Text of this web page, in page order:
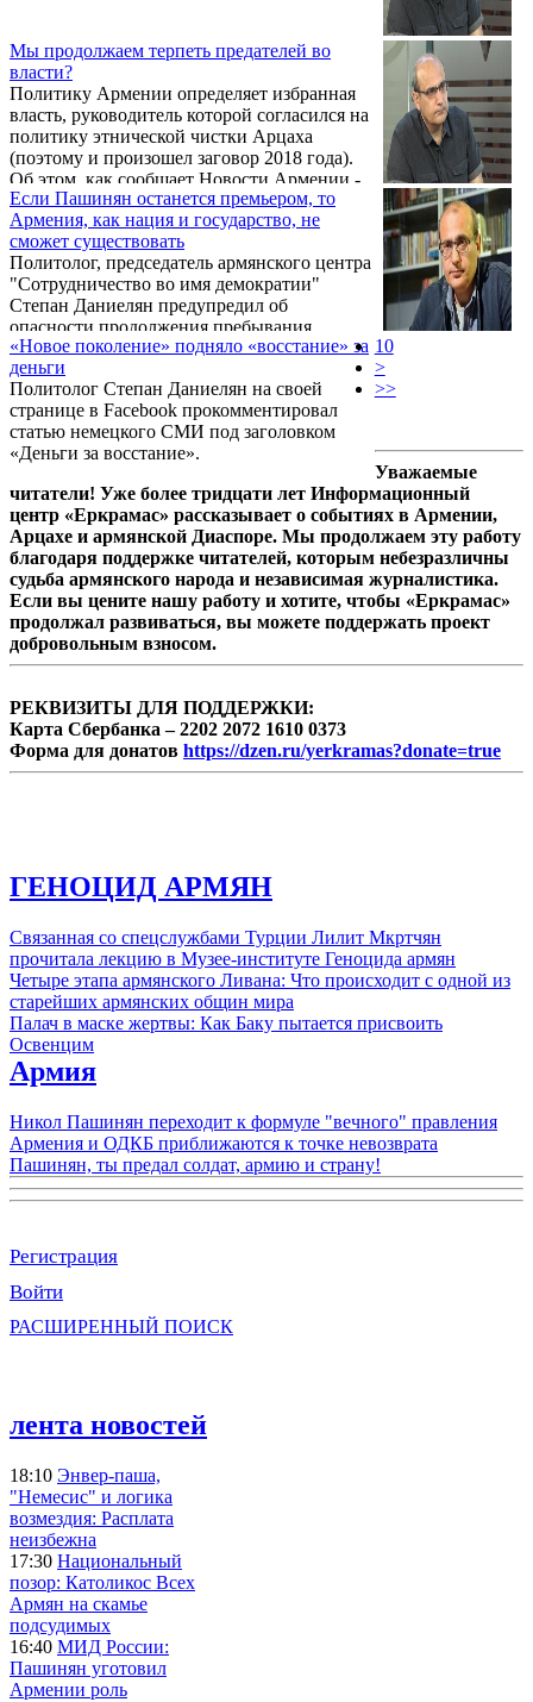
Мы продолжаем терпеть предателей во
власти?
Политику Армении определяет избранная
власть, руководитель которой согласился на
политику этнической чистки Арцаха
(поэтому и произошел заговор 2018 года).
Об этом, как сообщает Новости Армении -
NEWS.am, в соцсетях написал политолог
Степан Даниелян.
Если Пашинян останется премьером, то
Армения, как нация и государство, не
сможет существовать
Политолог, председатель армянского центра
"Сотрудничество во имя демократии"
Степан Даниелян предупредил об
опасности продолжения пребывания
Пашиняна в должности премьер-министра.
«Новое поколение» подняло «восстание» за
деньги
Политолог Степан Даниелян на своей
странице в Facebook прокомментировал
статью немецкого СМИ под заголовком
«Деньги за восстание».
10
>
>>
Уважаемые
читатели! Уже более тридцати лет Информационный
центр «Еркрамас» рассказывает о событиях в Армении,
Арцахе и армянской Диаспоре. Мы продолжаем эту работу
благодаря поддержке читателей, которым небезразличны
судьба армянского народа и независимая журналистика.
Если вы цените нашу работу и хотите, чтобы «Еркрамас»
продолжал развиваться, вы можете поддержать проект
добровольным взносом.
РЕКВИЗИТЫ ДЛЯ ПОДДЕРЖКИ:
Карта Сбербанка – 2202 2072 1610 0373
Форма для донатов https://dzen.ru/yerkramas?donate=true
ГЕНОЦИД АРМЯН
Связанная со спецслужбами Турции Лилит Мкртчян
прочитала лекцию в Музее-институте Геноцида армян
Четыре этапа армянского Ливана: Что происходит с одной из
старейших армянских общин мира
Палач в маске жертвы: Как Баку пытается присвоить
Освенцим
Армия
Никол Пашинян переходит к формуле "вечного" правления
Армения и ОДКБ приближаются к точке невозврата
Пашинян, ты предал солдат, армию и страну!
Регистрация
Войти
РАСШИРЕННЫЙ ПОИСК
лента новостей
18:10 Энвер-паша,
"Немесис" и логика
возмездия: Расплата
неизбежна
17:30 Национальный
позор: Католикос Всех
Армян на скамье
подсудимых
16:40 МИД России:
Пашинян уготовил
Армении роль